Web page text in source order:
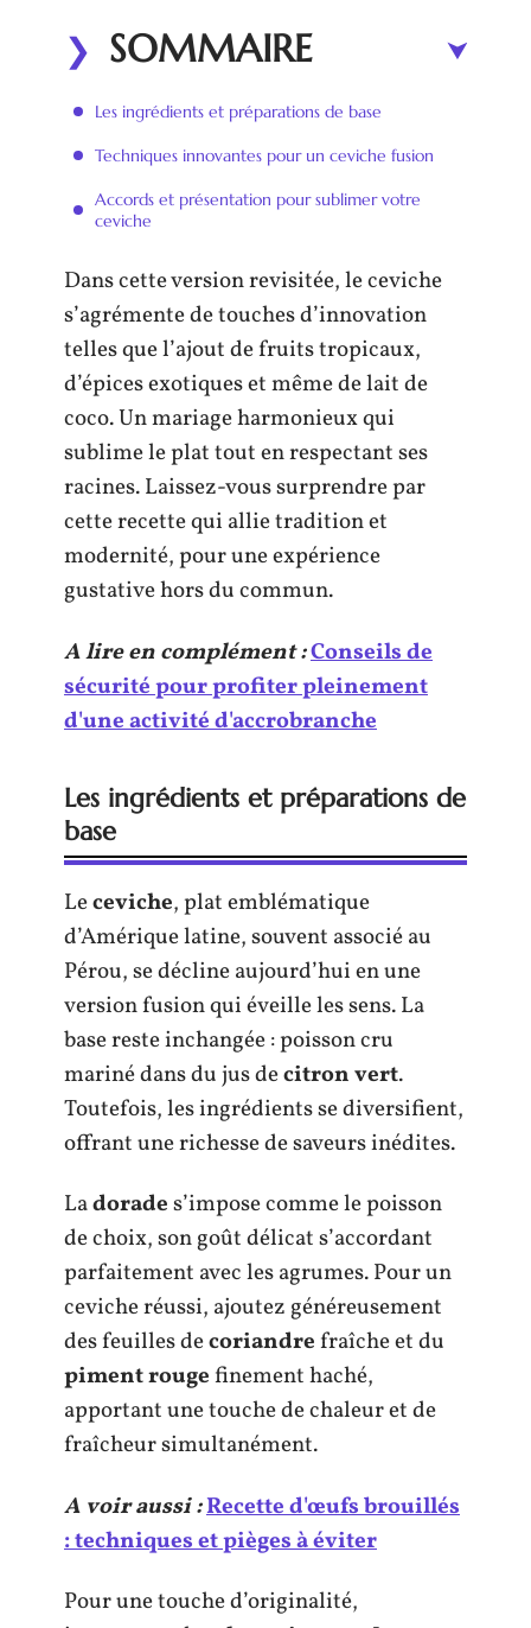
SOMMAIRE
Les ingrédients et préparations de base
Techniques innovantes pour un ceviche fusion
Accords et présentation pour sublimer votre
ceviche
Dans cette version revisitée, le ceviche
s’agrémente de touches d’innovation
telles que l’ajout de fruits tropicaux,
d’épices exotiques et même de lait de
coco. Un mariage harmonieux qui
sublime le plat tout en respectant ses
racines. Laissez-vous surprendre par
cette recette qui allie tradition et
modernité, pour une expérience
gustative hors du commun.
A lire en complément :Conseils de
sécurité pour profiter pleinement
d'une activité d'accrobranche
Les ingrédients et préparations de
base
Leceviche, plat emblématique
d’Amérique latine, souvent associé au
Pérou, se décline aujourd’hui en une
version fusion qui éveille les sens. La
base reste inchangée : poisson cru
mariné dans du jus decitron vert.
Toutefois, les ingrédients se diversifient,
offrant une richesse de saveurs inédites.
Ladorades’impose comme le poisson
de choix, son goût délicat s’accordant
parfaitement avec les agrumes. Pour un
ceviche réussi, ajoutez généreusement
des feuilles decoriandrefraîche et du
piment rougefinement haché,
apportant une touche de chaleur et de
fraîcheur simultanément.
A voir aussi :Recette d'œufs brouillés
: techniques et pièges à éviter
Pour une touche d’originalité,